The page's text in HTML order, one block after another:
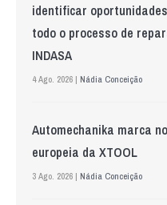
identificar
todo o processo de
INDASA
4 Ago. 2026 | Nádia Conceição
Automechanika marca
europeia da XTOOL
3 Ago. 2026 | Nádia Conceição